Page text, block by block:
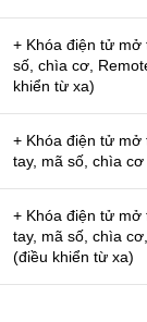
+ Khóa điện tử mở
số, chìa cơ,
khiển từ xa)
+ Khóa điện tử mở
tay, mã số, chìa cơ
+ Khóa điện tử mở
tay, mã số, chìa
(điều khiển từ xa)